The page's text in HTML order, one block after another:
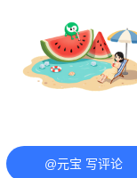
@元宝 写评论